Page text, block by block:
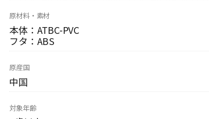
原材料・素材
本体：ATBC-PVC
フタ：ABS
原産国
中国
対象年齢